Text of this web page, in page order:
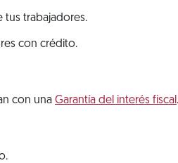
tus trabajadores.
con crédito.
con una Garantía del interés fiscal .